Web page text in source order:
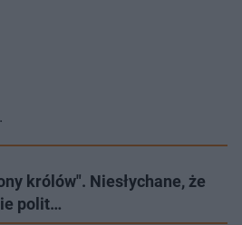
królów". Niesłychane, że
polit…